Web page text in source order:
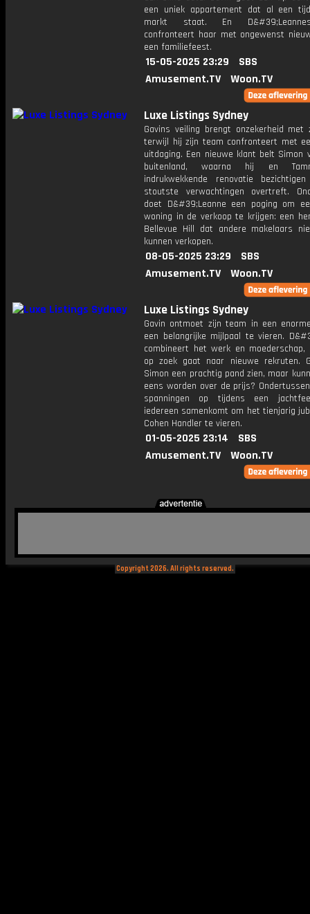
een uniek appartement dat al een
markt staat. En
confronteert haar met ongewenst
een familiefeest.
15-05-2025 23:29
SBS
Amusement.TV
Woon.TV
Luxe Listings Sydney
Gavins veiling brengt onzekerheid met
terwijl hij zijn team confronteert met
uitdaging. Een nieuwe klant belt Simon
buitenland, waarna hij en
indrukwekkende renovatie
stoutste verwachtingen overtreft.
doet D&#39;Leanne een poging om
woning in de verkoop te krijgen: een
Bellevue Hill dat andere makelaars
kunnen verkopen.
08-05-2025 23:29
SBS
Amusement.TV
Woon.TV
Luxe Listings Sydney
Gavin ontmoet zijn team in een
een ​​belangrijke mijlpaal te vieren.
combineert het werk en
op zoek gaat naar nieuwe rekruten.
Simon een prachtig pand zien, maar
eens worden over de prijs?
spanningen op tijdens een
iedereen samenkomt om het tienjarig
Cohen Handler te vieren.
01-05-2025 23:14
SBS
Amusement.TV
Woon.TV
Copyright 2026. All rights reserved.